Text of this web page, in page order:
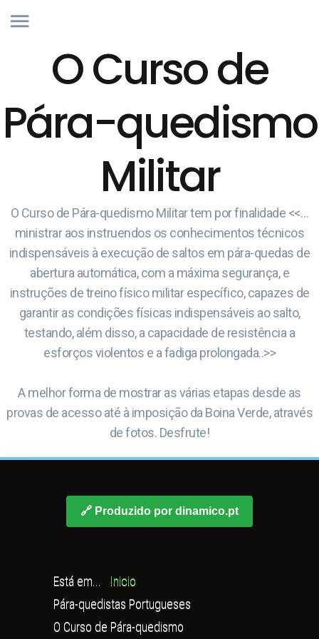
O Curso de
Pára-quedismo
Militar
O Curso de Pára-quedismo Militar tem por finalidade <<…
ministrar aos instruendos os conhecimentos técnicos
indispensáveis à execução de saltos em pára-quedas de
abertura automática, com a máxima segurança, e
instruções de treino físico militar específico, capazes de
garantir as condições físicas indispensáveis ao salto,
testando, além disso, a capacidade de resistência a
esforços violentos e a fadiga prolongada..>>
A melhor forma de mostrar as várias etapas desde as
provas de acesso até à imposição da Boina Verde, através
de fotos. Desfrute!
🔗 Produzido por dinamico.pt
Está em...
Inicio
Pára-quedistas Portugueses
O Curso de Pára-quedismo